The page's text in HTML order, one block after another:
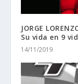
JORGE
Su vida en 9
14/11/2019